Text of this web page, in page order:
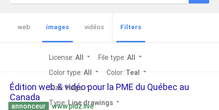
web images vidéos Filters
License: All arrow_drop_down File type: All arrow_drop_down
Color type: All arrow_drop_down Color: Teal arrow_drop_down
Size:Huge arrow_drop_down
Type:Line drawings arrow_drop_down
Édition web & vidéo pour la PME du Québec au
Canada
annonceur www.pidz.live